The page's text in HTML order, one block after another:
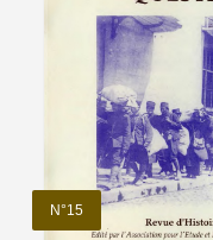
N°15